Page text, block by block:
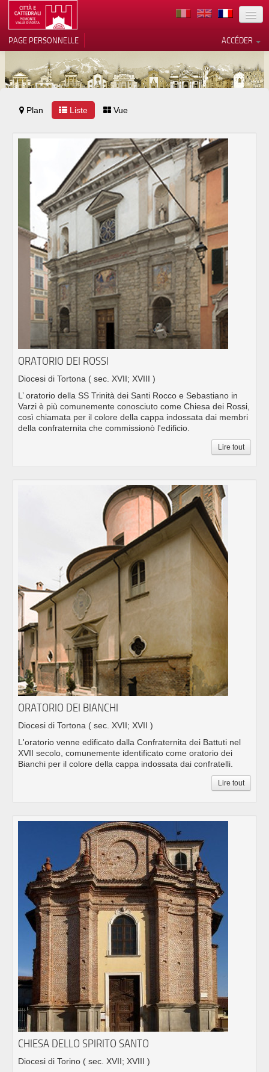
TERRITOIRE
ARCHITECTURE
MUSÉES
EVÉNEMENTS
ACCUEIL
BÉNÉVOLES
CONTACTS
PRESS
ACCÉDER
PAGE PERSONNELLE
Plan Liste Vue
ORATORIO DEI ROSSI
Diocesi di Tortona ( sec. XVII; XVIII )
L’ oratorio della SS Trinità dei Santi Rocco e Sebastiano in
Varzi è più comunemente conosciuto come Chiesa dei Rossi,
così chiamata per il colore della cappa indossata dai membri
della confraternita che commissionò l'edificio.
Lire tout
ORATORIO DEI BIANCHI
Diocesi di Tortona ( sec. XVII; XVII )
L'oratorio venne edificato dalla Confraternita dei Battuti nel
XVII secolo, comunemente identificato come oratorio dei
Bianchi per il colore della cappa indossata dai confratelli.
Lire tout
CHIESA DELLO SPIRITO SANTO
Diocesi di Torino ( sec. XVII; XVIII )
Notification lors de la collecte
Vos choix en matière de